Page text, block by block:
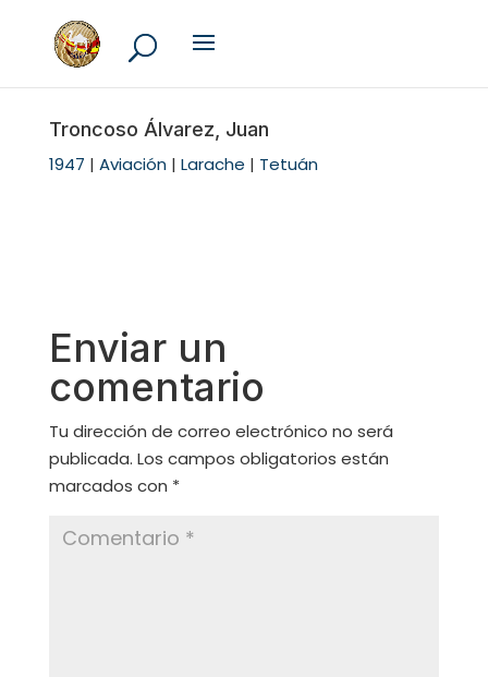
Troncoso Álvarez, Juan
1947 | Aviación| Larache | Tetuán
Enviar un
comentario
Tu dirección de correo electrónico no será
publicada. Los campos obligatorios están
marcados con *